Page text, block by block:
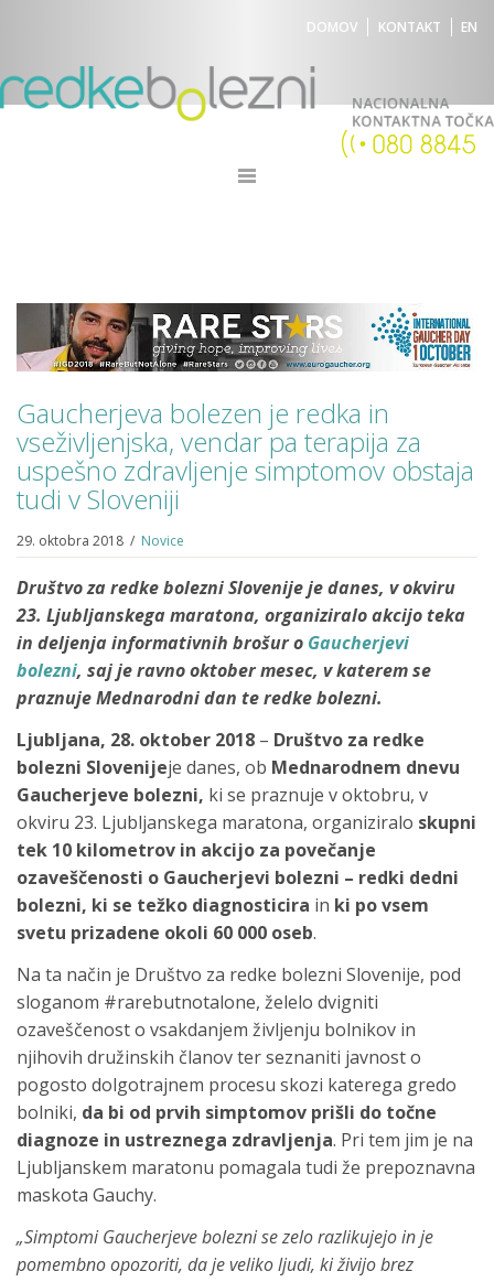
DOMOV KONTAKT EN
Gaucherjeva bolezen je redka in
vseživljenjska, vendar pa terapija za
uspešno zdravljenje simptomov obstaja
tudi v Sloveniji
29. oktobra 2018 / Novice
Društvo za redke bolezni Slovenije je danes, v okviru
23. Ljubljanskega maratona, organiziralo akcijo teka
in deljenja informativnih brošur o Gaucherjevi
bolezni, saj je ravno oktober mesec, v katerem se
praznuje Mednarodni dan te redke bolezni.
Ljubljana, 28. oktober 2018 – Društvo za redke
bolezni Slovenijeje danes, ob Mednarodnem dnevu
Gaucherjeve bolezni, ki se praznuje v oktobru, v
okviru 23. Ljubljanskega maratona, organiziralo skupni
tek 10 kilometrov in akcijo za povečanje
ozaveščenosti o Gaucherjevi bolezni – redki dedni
bolezni, ki se težko diagnosticira in ki po vsem
svetu prizadene okoli 60 000 oseb.
Na ta način je Društvo za redke bolezni Slovenije, pod
sloganom #rarebutnotalone, želelo dvigniti
ozaveščenost o vsakdanjem življenju bolnikov in
njihovih družinskih članov ter seznaniti javnost o
pogosto dolgotrajnem procesu skozi katerega gredo
bolniki, da bi od prvih simptomov prišli do točne
diagnoze in ustreznega zdravljenja. Pri tem jim je na
Ljubljanskem maratonu pomagala tudi že prepoznavna
maskota Gauchy.
„Simptomi Gaucherjeve bolezni se zelo razlikujejo in je
pomembno opozoriti, da je veliko ljudi, ki živijo brez